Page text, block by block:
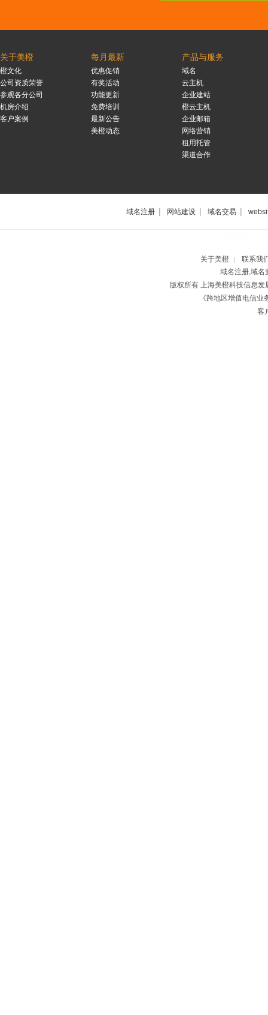
关于美橙
橙文化
公司资质荣誉
参观各分公司
机房介绍
客户案例
每月最新
优惠促销
有奖活动
功能更新
免费培训
最新公告
美橙动态
产品与服务
域名
云主机
企业建站
橙云主机
企业邮箱
网络营销
租用托管
渠道合作
域名注册 | 网站建设 | 域名交易 |
关于美橙 |
联系我
域名注册,域名
版权所有 上海美橙科技信息
《跨地区增值电信
客